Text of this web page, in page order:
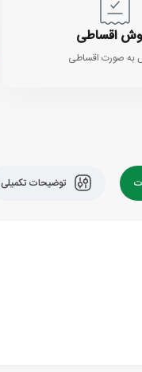
اقساطی
به صورت اقساطی
توضیحات تکمیلی